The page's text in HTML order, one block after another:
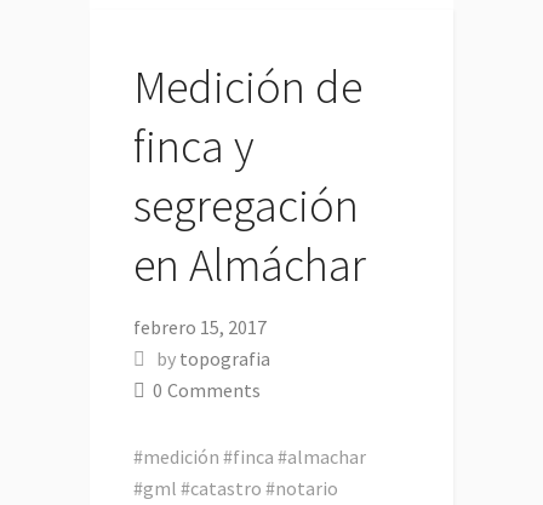
Medición de
finca y
segregación
en Almáchar
febrero 15, 2017
by topografia
0 Comments
#medición #finca #almachar
#gml #catastro #notario